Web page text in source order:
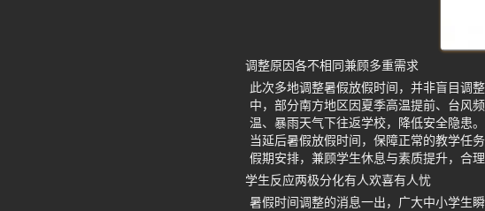
调整原因各不相同兼顾多重需求
此次多地调整暑假放假时间，并非盲目调
中，部分南方地区因夏季高温提前、台风
温、暴雨天气下往返学校，降低安全隐患
当延后暑假放假时间，保障正常的教学任
假期安排，兼顾学生休息与素质提升，合理
学生反应两极分化有人欢喜有人忧
暑假时间调整的消息一出，广大中小学生